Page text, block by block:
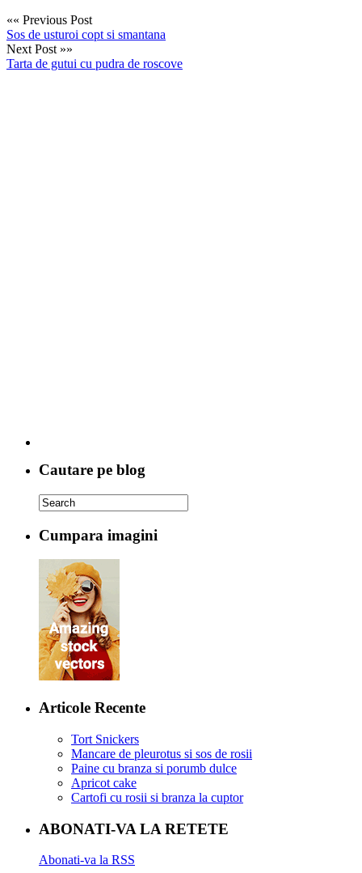
«« Previous Post
Sos de usturoi copt si smantana
Next Post »»
Tarta de gutui cu pudra de roscove
Cautare pe blog
Cumpara imagini
Articole Recente
Tort Snickers
Mancare de pleurotus si sos de rosii
Paine cu branza si porumb dulce
Apricot cake
Cartofi cu rosii si branza la cuptor
ABONATI-VA LA RETETE
Abonati-va la RSS